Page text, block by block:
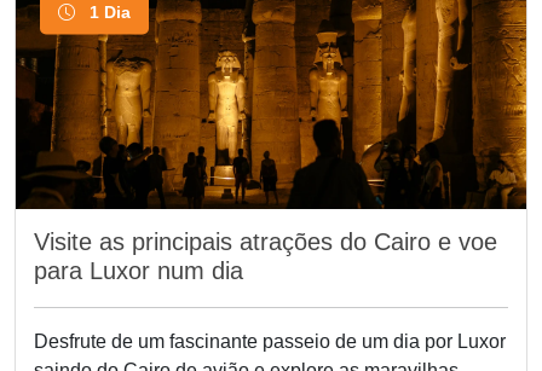
1 Dia
Visite as principais atrações do Cairo e voe
para Luxor num dia
Desfrute de um fascinante passeio de um dia por Luxor